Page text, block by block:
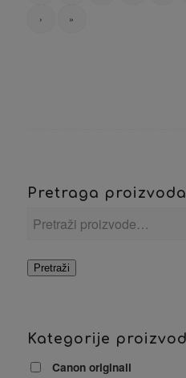
› »
Pretraga proizvoda
Pretraži
Kategorije
Canon originali